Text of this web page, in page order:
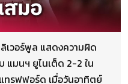
เวอร์พูล แสดงความผิด
แมนฯ ยูไนเต็ด 2-2 ใน
ทรฟฟอร์ด เมื่อวันอาทิตย์